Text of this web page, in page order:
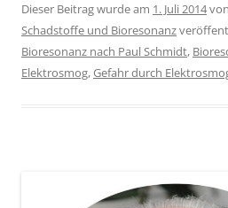
Dieser Beitrag wurde am 1. Juli 2014von
Schadstoffe und Bioresonanz
Bioresonanz nach Paul Schmidt,
Elektrosmog,Gefahr durch